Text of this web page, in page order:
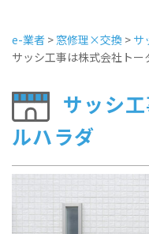
e-業者 > 窓修理×交換 > サ
サッシ工事は株式会社トー
サッシ
ルハラダ